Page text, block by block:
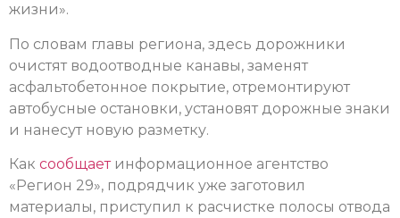
жизни».
По словам главы региона, здесь дорожники
очистят водоотводные канавы, заменят
асфальтобетонное покрытие, отремонтируют
автобусные остановки, установят дорожные знаки
и нанесут новую разметку.
Как сообщаетинформационное агентство
«Регион 29», подрядчик уже заготовил
материалы, приступил к расчистке полосы отвода